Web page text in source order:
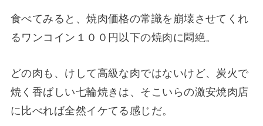
食べてみると、焼肉価格の常識を崩壊させてくれ
るワンコイン１００円以下の焼肉に悶絶。
どの肉も、けして高級な肉ではないけど、炭火で
焼く香ばしい七輪焼きは、そこいらの激安焼肉店
に比べれば全然イケてる感じだ。